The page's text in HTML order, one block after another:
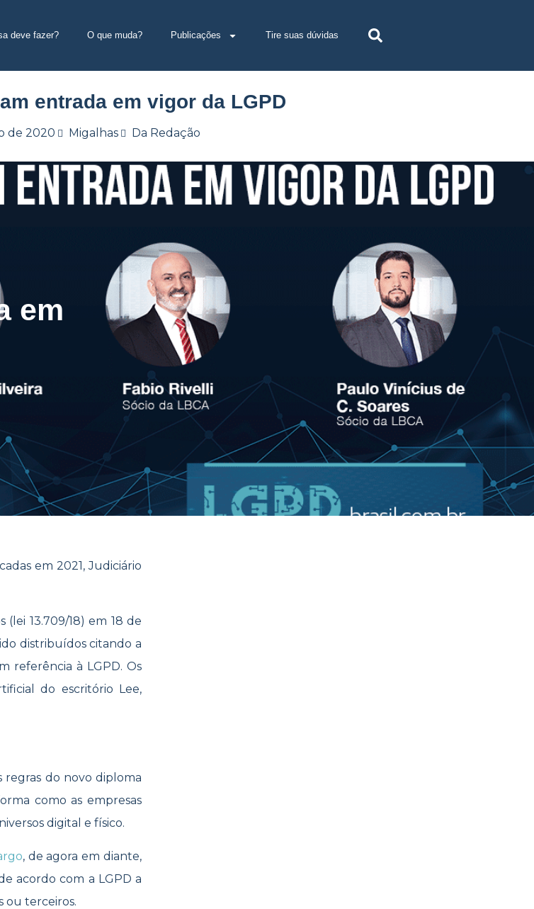
deve fazer? O que muda? Publicações Tire suas dúvidas
entrada em vigor da LGPD
de 2020 Migalhas Da Redação
em
em 2021, Judiciário
13.709/18) em 18 de
distribuídos citando a
referência à LGPD. Os
do escritório Lee,
regras do novo diploma
como as empresas
digital e físico.
, de agora em diante,
acordo com a LGPD a
ou terceiros.